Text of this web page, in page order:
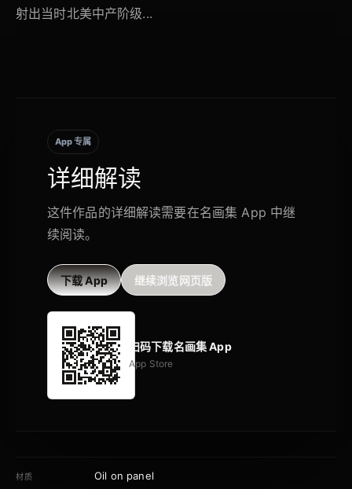
射出当时北美中产阶级...
App 专属
详细解读
这件作品的详细解读需要在名画集 App 中继
续阅读。
下载 App 继续浏览网页版
扫码下载名画集 App
App Store
材质 Oil on panel